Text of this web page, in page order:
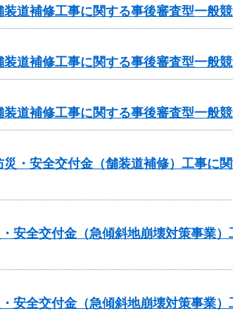
道補修工事に関する事後審査型一般
道補修工事に関する事後審査型一般
道補修工事に関する事後審査型一般
災・安全交付金（舗装道補修）工事に
安全交付金（急傾斜地崩壊対策事業
安全交付金（急傾斜地崩壊対策事業